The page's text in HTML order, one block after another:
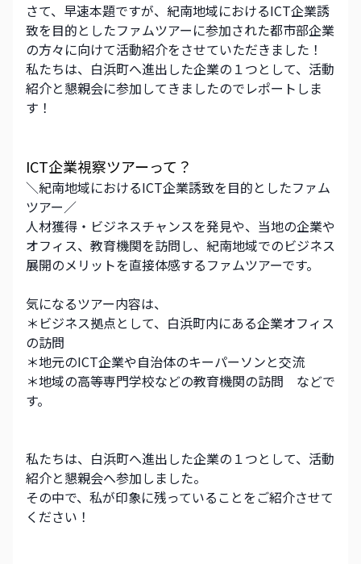
さて、早速本題ですが、紀南地域におけるICT企業誘
致を目的としたファムツアーに参加された都市部企業
の方々に向けて活動紹介をさせていただきました！
私たちは、白浜町へ進出した企業の１つとして、活動
紹介と懇親会に参加してきましたのでレポートしま
す！
ICT企業視察ツアーって？
＼紀南地域におけるICT企業誘致を目的としたファム
ツアー／
人材獲得・ビジネスチャンスを発見や、当地の企業や
オフィス、教育機関を訪問し、紀南地域でのビジネス
展開のメリットを直接体感するファムツアーです。
気になるツアー内容は、
＊ビジネス拠点として、白浜町内にある企業オフィス
の訪問
＊地元のICT企業や自治体のキーパーソンと交流
＊地域の高等専門学校などの教育機関の訪問　などで
す。
私たちは、白浜町へ進出した企業の１つとして、活動
紹介と懇親会へ参加しました。
その中で、私が印象に残っていることをご紹介させて
ください！